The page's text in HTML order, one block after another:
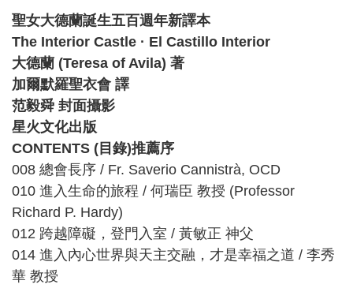
聖女大德蘭誕生五百週年新譯本
The Interior Castle · El Castillo Interior
大德蘭 (Teresa of Avila) 著
加爾默羅聖衣會 譯
范毅舜 封面攝影
星火文化出版
CONTENTS (目錄)推薦序
008 總會長序 / Fr. Saverio Cannistrà, OCD
010 進入生命的旅程 / 何瑞臣 教授 (Professor
Richard P. Hardy)
012 跨越障礙，登門入室 / 黃敏正 神父
014 進入內心世界與天主交融，才是幸福之道 / 李秀
華 教授